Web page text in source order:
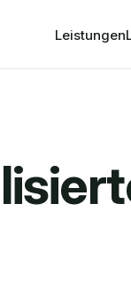
Leistungen